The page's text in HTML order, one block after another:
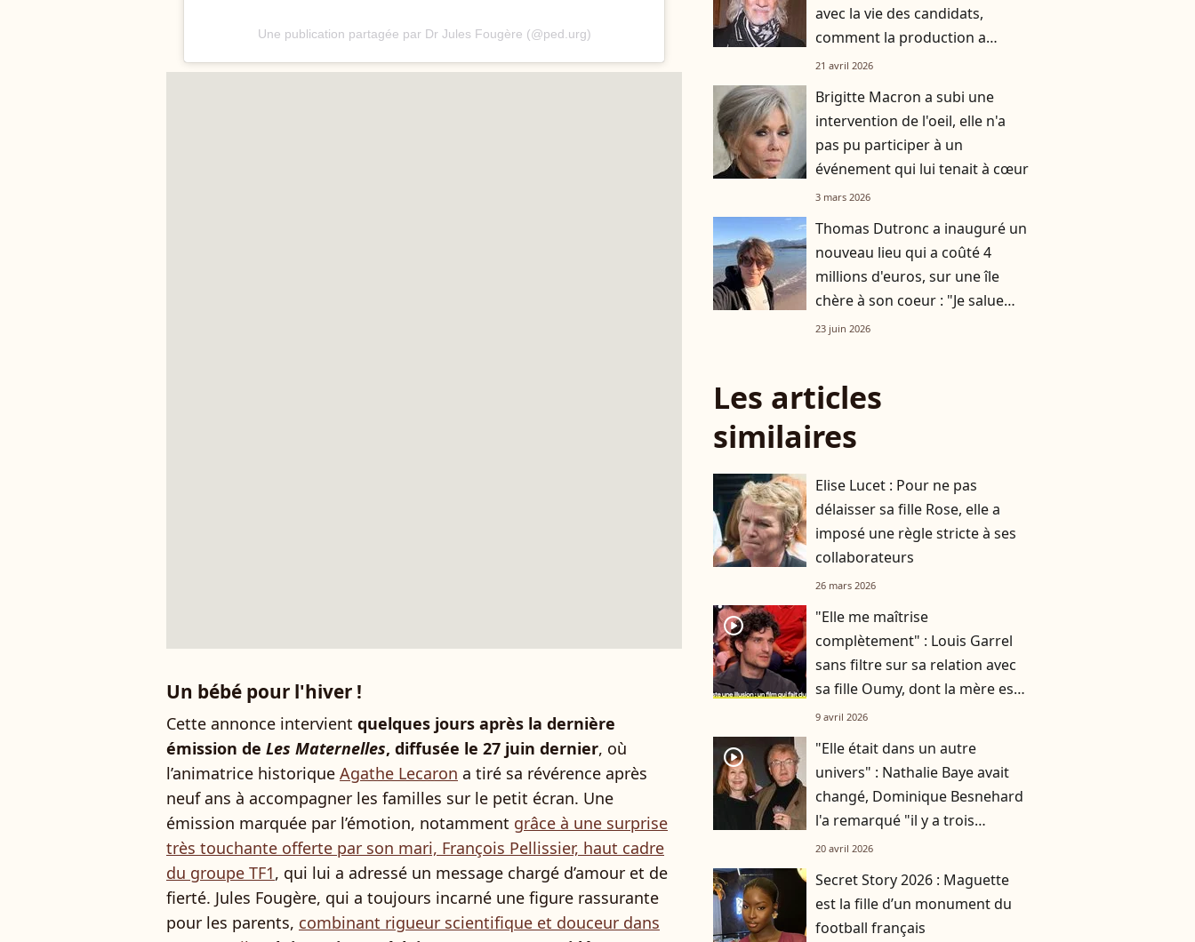
Une publication partagée par Dr Jules Fougère (@ped.urg)
Un bébé pour l'hiver !
Cette annonce intervient quelques jours après la dernière
émission de Les Maternelles, diffusée le 27 juin dernier, où
l’animatrice historique Agathe Lecaron a tiré sa révérence après
neuf ans à accompagner les familles sur le petit écran. Une
émission marquée par l’émotion, notamment grâce à une surprise
très touchante offerte par son mari, François Pellissier, haut cadre
du groupe TF1, qui lui a adressé un message chargé d’amour et de
fierté. Jules Fougère, qui a toujours incarné une figure rassurante
pour les parents, combinant rigueur scientifique et douceur dans
avec la vie des candidats,
comment la production a
réussi à le faire rempiler
21 avril 2026
Brigitte Macron a subi une
intervention de l'oeil, elle n'a
pas pu participer à un
événement qui lui tenait à cœur
3 mars 2026
Thomas Dutronc a inauguré un
nouveau lieu qui a coûté 4
millions d'euros, sur une île
chère à son coeur : "Je salue
l'effort de tout le monde"
23 juin 2026
Les articles
similaires
Elise Lucet : Pour ne pas
délaisser sa fille Rose, elle a
imposé une règle stricte à ses
collaborateurs
26 mars 2026
player2
"Elle me maîtrise
complètement" : Louis Garrel
sans filtre sur sa relation avec
sa fille Oumy, dont la mère est
Valeria Bruni-Tedeschi
9 avril 2026
player2
"Elle était dans un autre
univers" : Nathalie Baye avait
changé, Dominique Besnehard
l'a remarqué "il y a trois
semaines" en lui rendant visite
20 avril 2026
Secret Story 2026 : Maguette
est la fille d’un monument du
football français